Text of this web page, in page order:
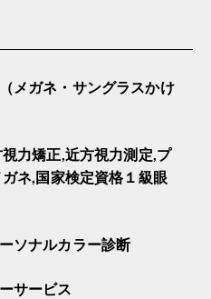
メガネ・サングラスかけ
力矯正,近方視力測定,プ
ネ,国家検定資格１級眼
ソナルカラー診断
サービス